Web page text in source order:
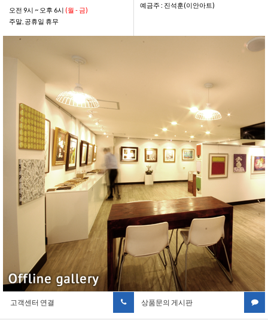
오전 9시 ~ 오후 6시 (월 - 금)
주말, 공휴일 휴무
예금주 : 진석훈(이안아트)
고객센터 연결 상품문의 게시판